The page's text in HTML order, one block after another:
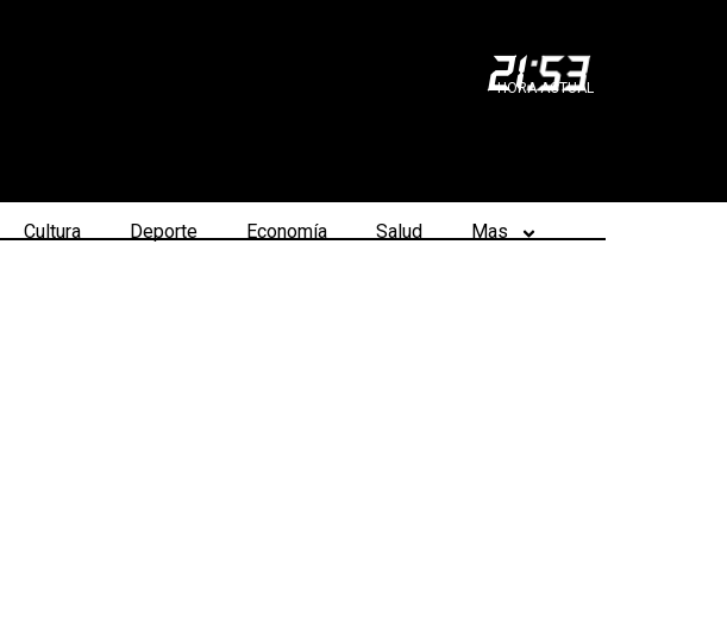
21:53
HORA ACTUAL
Cultura Deporte Economía Salud Mas